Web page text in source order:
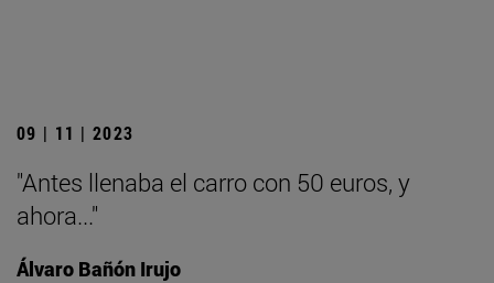
09 | 11 | 2023
"Antes llenaba el carro con 50 euros, y
ahora..."
Álvaro Bañón Irujo